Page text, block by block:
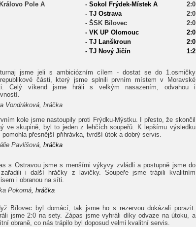
Pole A - Sokol Frýdek-Místek A
2:0
- TJ Ostrava
2:0
- ŠSK Bílovec
2:0
- VK UP Olomouc
2:0
- TJ Lanškroun
2:0
- TJ Nový Jičín 1:2
jsme jeli s ambiciózním cílem - dostat se do 1.osmičky
části, který jsme splnili prvním místem v Moravské
Celý víkend jsme hráli s velkým nasazením, odvahou i
Vondráková, hráčka
kole jsme nastoupily proti Frýdku-Mýstku. I přesto, že skončil
ve skupině, byl to jeden z lehčích soupeřů. K lepšímu výsledku
pomohla přesnější přihrávka, tvrdší útok a dobrý servis.
Pavlišová, hráčka
s Ostravou jsme s menšími výkyvy zvládli a postupně jsme do
i další hráčky z lavičky. Soupeře jsme trápili kvalitním
i obranou na síti.
Pokorná, hráčka
Bílovec byl domácí, tak jsme ho s rezervou dokázali porazit.
jsme 2:0 na sety. Zápas jsme vyhráli díky odvaze na útoku, a
obraně, co nás trápilo byl doposud velmi kvalitní servis.